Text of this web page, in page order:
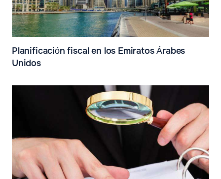
Planificación fiscal en los Emiratos Árabes
Unidos